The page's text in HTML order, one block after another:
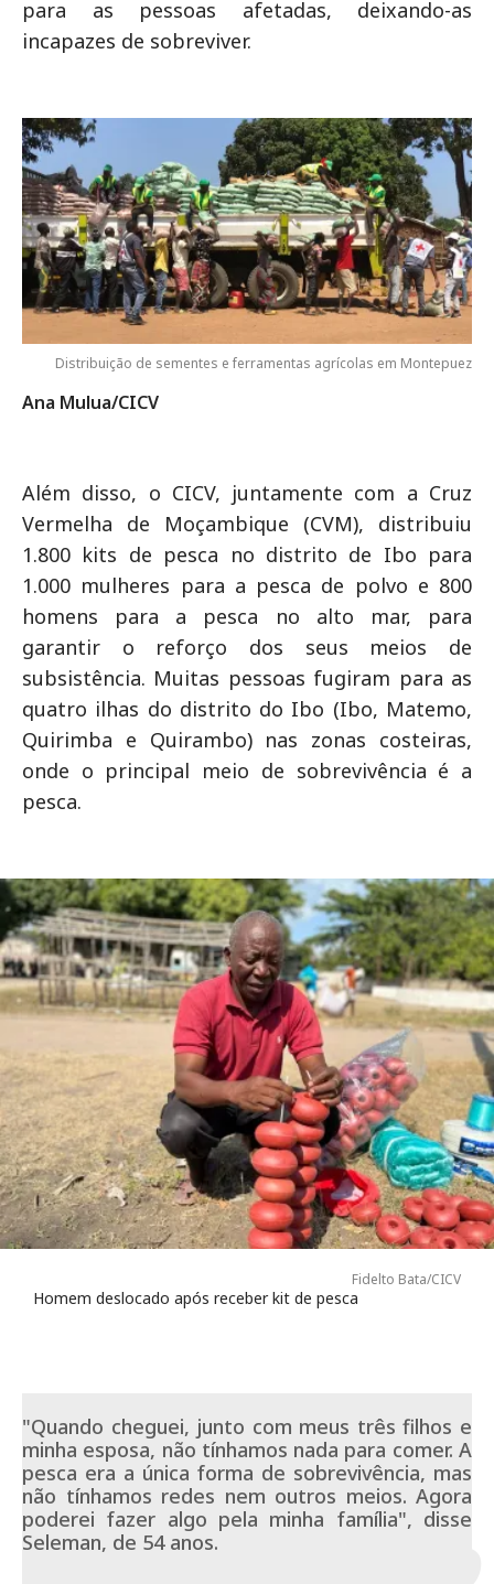
para as pessoas afetadas, deixando-as
incapazes de sobreviver.
Distribuição de sementes e ferramentas agrícolas em Montepuez
Ana Mulua/CICV
Além disso, o CICV, juntamente com a Cruz
Vermelha de Moçambique (CVM), distribuiu
1.800 kits de pesca no distrito de Ibo para
1.000 mulheres para a pesca de polvo e 800
homens para a pesca no alto mar, para
garantir o reforço dos seus meios de
subsistência. Muitas pessoas fugiram para as
quatro ilhas do distrito do Ibo (Ibo, Matemo,
Quirimba e Quirambo) nas zonas costeiras,
onde o principal meio de sobrevivência é a
pesca.
Fidelto Bata/CICV
Homem deslocado após receber kit de pesca
"Quando cheguei, junto com meus três filhos e
minha esposa, não tínhamos nada para comer. A
pesca era a única forma de sobrevivência, mas
não tínhamos redes nem outros meios. Agora
poderei fazer algo pela minha família", disse
Seleman, de 54 anos.